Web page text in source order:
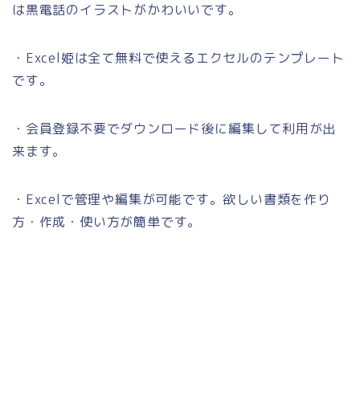
は黒電話のイラストがかわいいです。
・Excel姫は全て無料で使えるエクセルのテンプレート
です。
・会員登録不要でダウンロード後に編集して利用が出
来ます。
・Excelで管理や編集が可能です。欲しい書類を作り
方・作成・使い方が簡単です。